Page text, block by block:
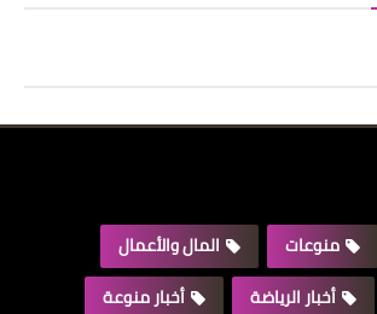
منوعات
المال والأعمال
أخبار الرياضة
أخبار منوعة